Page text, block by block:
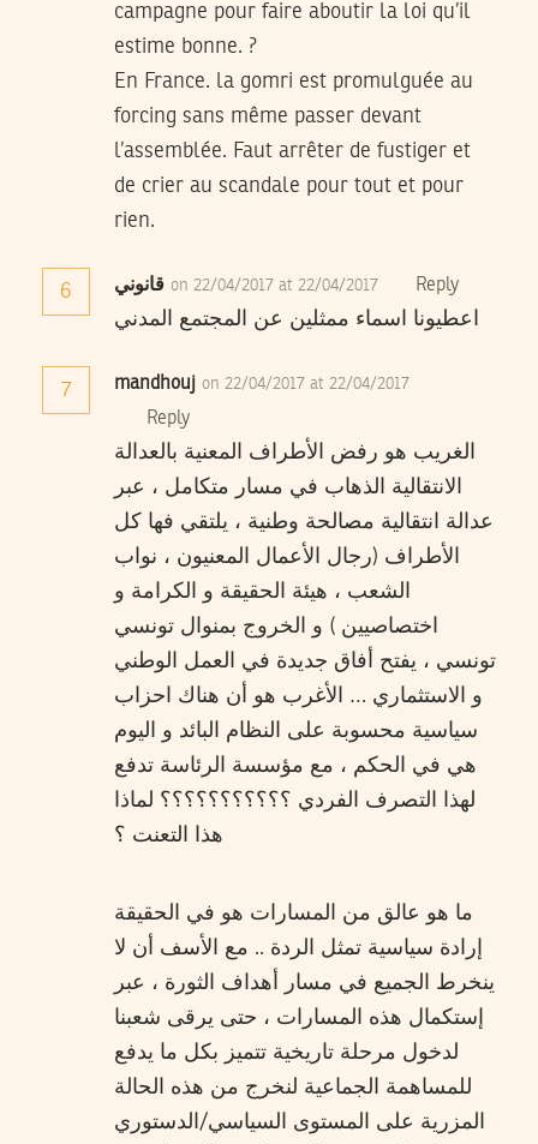
campagne pour faire aboutir la loi qu’il
estime bonne. ?
En France. la gomri est promulguée au
forcing sans même passer devant
l’assemblée. Faut arrêter de fustiger et
de crier au scandale pour tout et pour
rien.
6 قانوني on 22/04/2017 at 22/04/2017 Reply
اعطيونا اسماء ممثلين عن المجتمع المدني
7 mandhouj on 22/04/2017 at 22/04/2017
Reply
الغريب هو رفض الأطراف المعنية بالعدالة
الانتقالية الذهاب في مسار متكامل ، عبر
عدالة انتقالية مصالحة وطنية ، يلتقي فها كل
الأطراف (رجال الأعمال المعنيون ، نواب
الشعب ، هيئة الحقيقة و الكرامة و
اختصاصيين ) و الخروج بمنوال تونسي
تونسي ، يفتح أفاق جديدة في العمل الوطني
و الاستثماري … الأغرب هو أن هناك احزاب
سياسية محسوبة على النظام البائد و اليوم
هي في الحكم ، مع مؤسسة الرئاسة تدفع
لهذا التصرف الفردي ؟؟؟؟؟؟؟؟؟؟؟ لماذا
هذا التعنت ؟
ما هو عالق من المسارات هو في الحقيقة
إرادة سياسية تمثل الردة .. مع الأسف أن لا
ينخرط الجميع في مسار أهداف الثورة ، عبر
إستكمال هذه المسارات ، حتى يرقى شعبنا
لدخول مرحلة تاريخية تتميز بكل ما يدفع
للمساهمة الجماعية لنخرج من هذه الحالة
المزرية على المستوى السياسي/الدستوري